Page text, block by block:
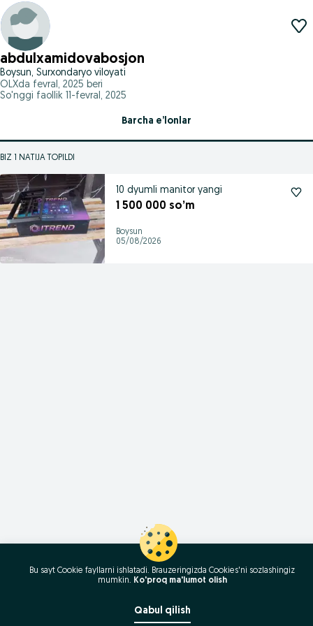
abdulxamidovabosjon
Boysun, Surxondaryo viloyati
OLXda fevral, 2025 beri
So'nggi faollik 11-fevral, 2025
Barcha e’lonlar
BIZ 1 NATIJA TOPILDI
10 dyumli manitor yangi
1 500 000 so’m
Boysun
05/08/2026
Bu sayt Cookie fayllarni ishlatadi. Brauzeringizda Cookies'ni sozlashingiz
mumkin. Ko'proq ma'lumot olish
Qabul qilish